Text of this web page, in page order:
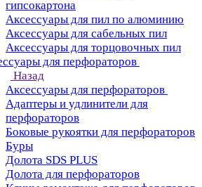
гипсокартона
Аксессуары для пил по алюминию
Аксессуары для сабельных пил
Аксессуары для торцовочных пил
для перфораторов
Назад
Аксессуары для перфораторов
Адаптеры и удлинители для
перфораторов
Боковые рукоятки для перфораторов
Буры
Долота SDS PLUS
Долота для перфораторов